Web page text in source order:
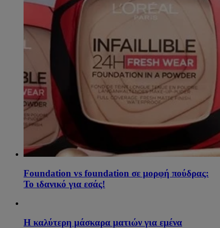
Foundation vs foundation σε μορφή πούδρας:
Το ιδανικό για εσάς!
Η καλύτερη μάσκαρα ματιών για εμένα